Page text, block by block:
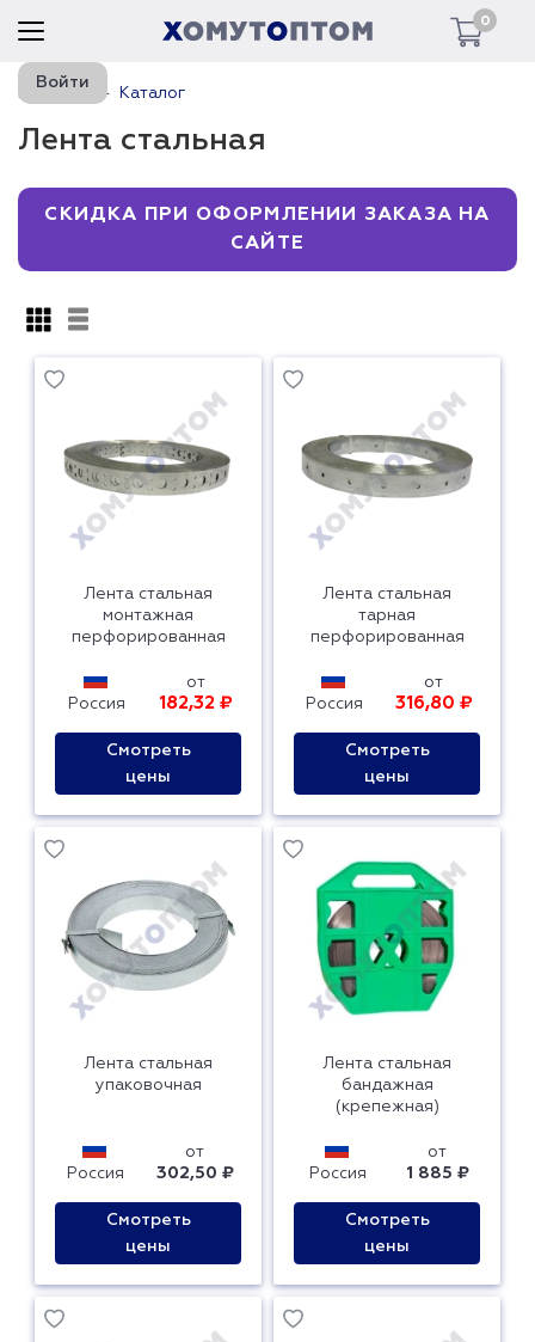
0
Войти
Главная Каталог
Лента стальная
СКИДКА ПРИ ОФОРМЛЕНИИ ЗАКАЗА НА
САЙТЕ
Лента стальная
монтажная
перфорированная
Россия
от
182,32 ₽
Смотреть
цены
Лента стальная
тарная
перфорированная
Россия
от
316,80 ₽
Смотреть
цены
Лента стальная
упаковочная
Россия
от
302,50 ₽
Смотреть
цены
Лента стальная
бандажная
(крепежная)
Россия
от
1 885 ₽
Смотреть
цены